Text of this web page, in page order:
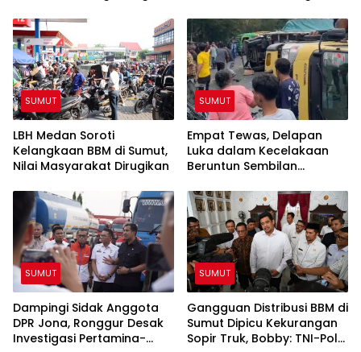
Masuk Lokasi
SUMUT
LBH Medan Soroti
Kelangkaan BBM di Sumut,
Nilai Masyarakat Dirugikan
SUMUT
Empat Tewas, Delapan
Luka dalam Kecelakaan
Beruntun Sembilan
SUMUT
Dampingi Sidak Anggota
DPR Jona, Ronggur Desak
Investigasi Pertamina-
SUMUT
Gangguan Distribusi BBM di
Sumut Dipicu Kekurangan
Sopir Truk, Bobby: TNI-Polri